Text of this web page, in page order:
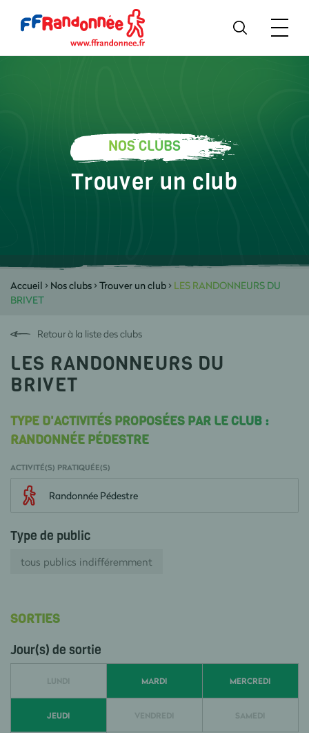
NOS CLUBS
Trouver un club
Accueil > Nos clubs>Trouver un club> LES RANDONNEURS DU
BRIVET
Retour à la liste des clubs
LES RANDONNEURS DU
BRIVET
TYPE D'ACTIVITÉS PROPOSÉES PAR LE CLUB :
RANDONNÉE PÉDESTRE
ACTIVITÉ(S) PRATIQUÉE(S)
Randonnée Pédestre
Type de public
tous publics indifféremment
SORTIES
Jour(s) de sortie
LUNDI MARDI MERCREDI
JEUDI VENDREDI SAMEDI